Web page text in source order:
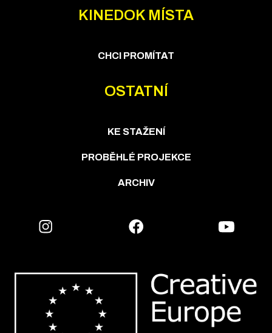
KINEDOK MÍSTA
CHCI PROMÍTAT
OSTATNÍ
KE STAŽENÍ
PROBĚHLÉ PROJEKCE
ARCHIV